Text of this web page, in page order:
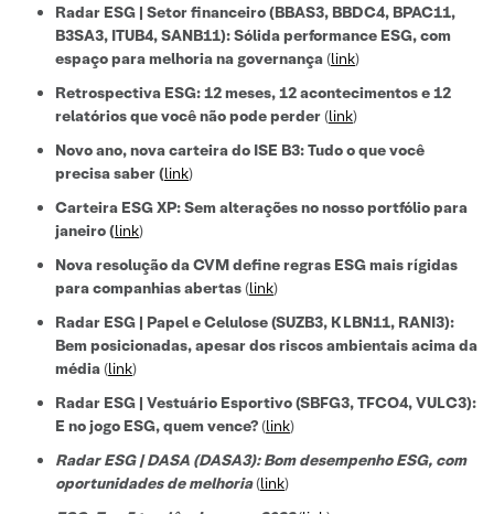
Radar ESG | Setor financeiro (BBAS3, BBDC4, BPAC11,
B3SA3, ITUB4, SANB11): Sólida performance ESG, com
espaço para melhoria na governança(link)
Retrospectiva ESG: 12 meses, 12 acontecimentos e 12
relatórios que você não pode perder(link)
Novo ano, nova carteira do ISE B3: Tudo o que você
precisa saber(link)
Carteira ESG XP: Sem alterações no nosso portfólio para
janeiro (link)
Nova resolução da CVM define regras ESG mais rígidas
para companhias abertas(link)
Radar ESG | Papel e Celulose (SUZB3, KLBN11, RANI3):
Bem posicionadas, apesar dos riscos ambientais acima da
média(link)
Radar ESG | Vestuário Esportivo (SBFG3, TFCO4, VULC3):
E no jogo ESG, quem vence?(link)
Radar ESG | DASA (DASA3): Bom desempenho ESG, com
oportunidades de melhoria(link)